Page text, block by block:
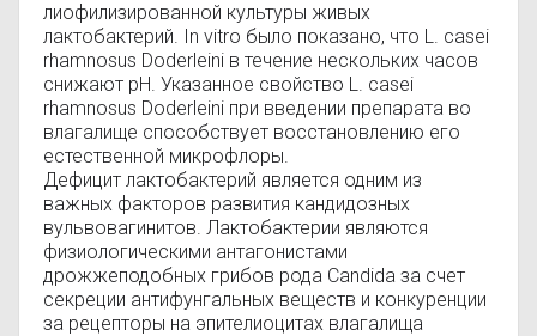
лиофилизированной культуры живых
лактобактерий. In vitro было показано, что L. casei
rhamnosus Doderleini в течение нескольких часов
снижают рН. Указанное свойство L. casei
rhamnosus Doderleini при введении препарата во
влагалище способствует восстановлению его
естественной микрофлоры.
Дефицит лактобактерий является одним из
важных факторов развития кандидозных
вульвовагинитов. Лактобактерии являются
физиологическими антагонистами
дрожжеподобных грибов рода Candida за счет
секреции антифунгальных веществ и конкуренции
за рецепторы на эпителиоцитах влагалища